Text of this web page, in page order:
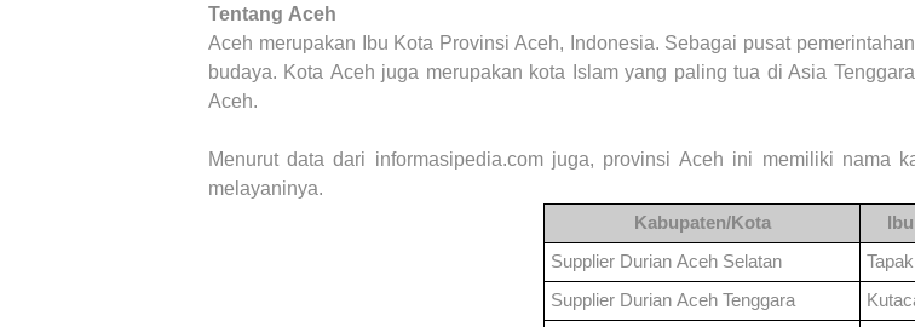
Tentang Aceh
Aceh merupakan Ibu Kota Provinsi Aceh, Indonesia. Sebagai pusat
budaya. Kota Aceh juga merupakan kota Islam yang paling tua di Asia
Aceh.
Menurut data dari informasipedia.com juga, provinsiAceh ini memiliki nama
melayaninya.
Kabupaten/Kota
Supplier Durian Aceh Selatan
Supplier Durian Aceh Tenggara